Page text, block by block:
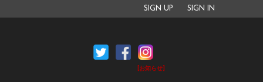
SIGN UP SIGN IN
[お知らせ]